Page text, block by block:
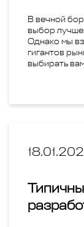
В вечной
выбор
Однако мы
гигантов
выбирать